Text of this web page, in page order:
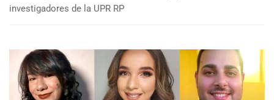
investigadores de la UPR RP